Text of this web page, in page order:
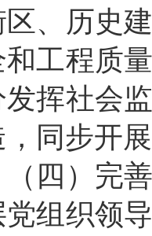
区、历史
和工程质
发挥社会
，同步开
（四）完
党组织领